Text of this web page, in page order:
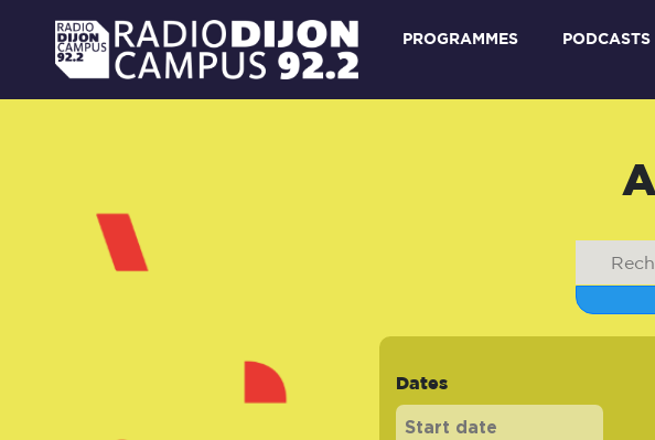
PROGRAMMES PODCASTS
Dates